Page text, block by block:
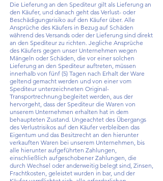
Die Lieferung an den Spediteur gilt als Lieferung an
den Käufer, und danach geht das Verlust- oder
Beschädigungsrisiko auf den Käufer über. Alle
Ansprüche des Käufers in Bezug auf Schäden
während des Versands oder der Lieferung sind direkt
an den Spediteur zu richten. Jegliche Ansprüche
des Käufers gegen unser Unternehmen wegen
Mängeln oder Schäden, die vor einer solchen
Lieferung an den Spediteur auftreten, müssen
innerhalb von fünf (5) Tagen nach Erhalt der Ware
geltend gemacht werden und von einer vom
Spediteur unterzeichneten Original-
Transportrechnung begleitet werden, aus der
hervorgeht, dass der Spediteur die Waren von
unserem Unternehmen erhalten hat in dem
behaupteten Zustand. Ungeachtet des Übergangs
des Verlustrisikos auf den Käufer verbleiben das
Eigentum und das Besitzrecht an den hierunter
verkauften Waren bei unserem Unternehmen, bis
alle hierunter aufgeführten Zahlungen,
einschließlich aufgeschobener Zahlungen, die
durch Wechsel oder anderweitig belegt sind, Zinsen,
Frachtkosten, geleistet wurden in bar, und der